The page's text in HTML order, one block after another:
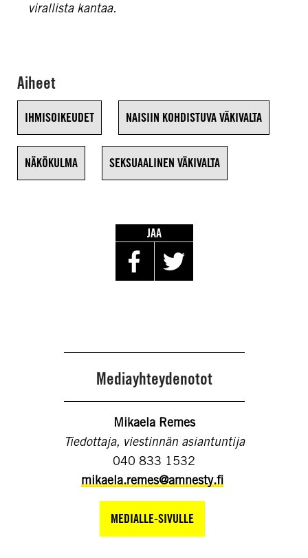
virallista kantaa.
Aiheet
IHMISOIKEUDET NAISIIN KOHDISTUVA VÄKIVALTA
NÄKÖKULMA SEKSUAALINEN VÄKIVALTA
JAA
Mediayhteydenotot
Mikaela Remes
Tiedottaja, viestinnän asiantuntija
040 833 1532
mikaela.remes@amnesty.fi
MEDIALLE-SIVULLE